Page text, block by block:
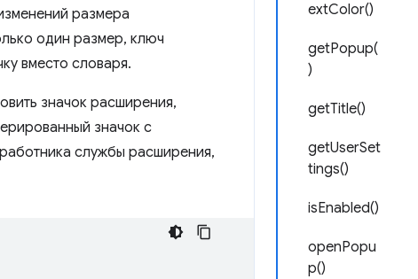
extColor()
getPopup(
)
getTitle()
getUserSet
tings()
isEnabled()
openPopu
p()
размера
один размер, ключ
вместо словаря.
значок расширения,
значок с
службы расширения,